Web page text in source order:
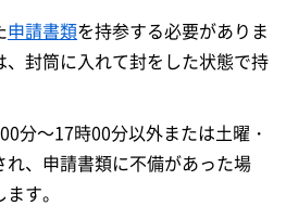
申請書類を持参する必要がありま
封筒に入れて封をした状態で持
分～17時00分以外または土曜・
れ、申請書類に不備があった場
す。